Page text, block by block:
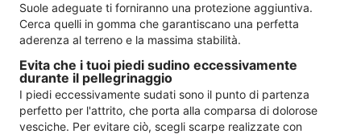
Suole adeguate ti forniranno una protezione aggiuntiva.
Cerca quelli in gomma che garantiscano una perfetta
aderenza al terreno e la massima stabilità.
Evita che i tuoi piedi sudino eccessivamente
durante il pellegrinaggio
I piedi eccessivamente sudati sono il punto di partenza
perfetto per l'attrito, che porta alla comparsa di dolorose
vesciche. Per evitare ciò, scegli scarpe realizzate con